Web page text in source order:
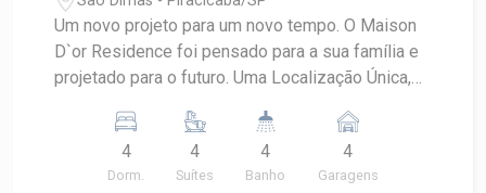
Um novo projeto para um novo tempo. O Maison
D`or Residence foi pensado para a sua família e
projetado para o futuro. Uma Localização Única,
próximo à Avenida Carlos Botelho, no bairro mais
charmoso de Piracicaba, o São Dimas, que conta
com uma grande diversidade de comércio e
4
Dorm.
4
Suítes
4
Banho
4
Garagens